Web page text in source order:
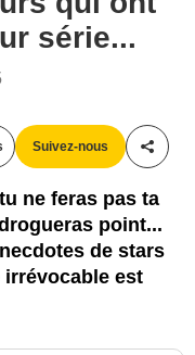
série...
Suivez-nous
ne feras pas ta
point...
de stars
est